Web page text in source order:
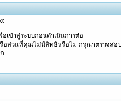
:
เข้าสู่ระบบก่อนดำเนินการต่อ
ส่วนที่คุณไม่มีสิทธิหรือไม่ กรุณาตรวจสอบ